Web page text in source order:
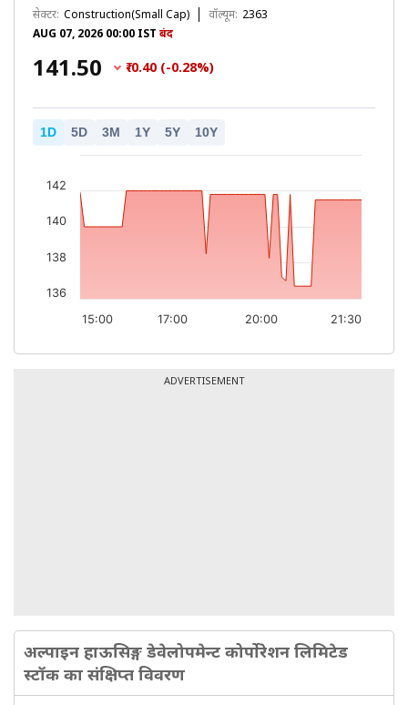
सेक्टर: Construction(Small Cap) वॉल्यूम: 2363
AUG 07, 2026 00:00 IST बंद
₹141.50 ₹-0.40 (-0.28%)
1D 5D 3M 1Y 5Y 10Y
20:00 21:30
15:00 17:00
136
138
140
142
ADVERTISEMENT
अल्पाइन हाऊसिङ्ग डेवेलोपमेन्ट कोर्पोरेशन लिमिटेड
स्टॉक का संक्षिप्त विवरण